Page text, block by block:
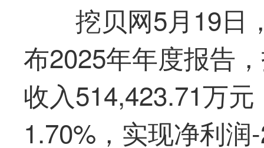
挖贝网5月19日
布2025年年度报告
收入514,423.71万
1.70%，实现净利